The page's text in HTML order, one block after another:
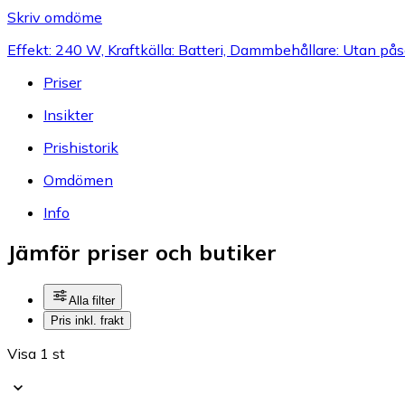
Skriv omdöme
Effekt: 240 W, Kraftkälla: Batteri, Dammbehållare: Utan
Priser
Insikter
Prishistorik
Omdömen
Info
Jämför priser och butiker
Alla filter
Pris inkl. frakt
Visa 1 st